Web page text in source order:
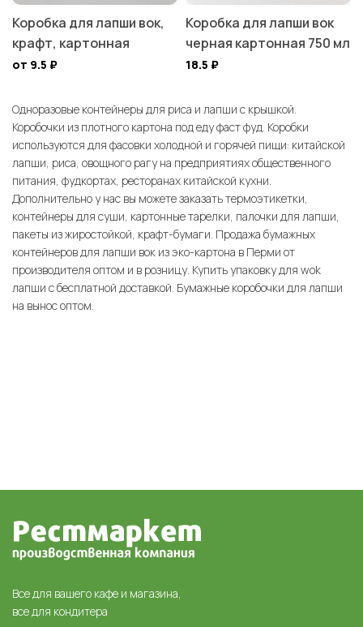
Коробка для лапши вок,
крафт, картонная
от 9.5 ₽
Коробка для лапши вок
черная картонная 750 мл
18.5 ₽
Одноразовые контейнеры для риса и лапши с крышкой.
Коробочки из плотного картона под еду фаст фуд. Коробки
используются для фасовки холодной и горячей пищи: китайской
лапши, риса, овощного рагу на предприятиях общественного
питания, фудкортах, ресторанах китайской кухни.
Дополнительно у нас вы можете заказать термоэтикетки,
контейнеры для суши, картонные тарелки, палочки для лапши,
пакеты из жиростойкой, крафт-бумаги. Продажа бумажных
контейнеров для лапши вок из эко-картона в Перми от
производителя оптом и в розницу. Купить упаковку для wok
лапши с бесплатной доставкой. Бумажные коробочки для лапши
на вынос оптом.
Все для вашего кафе и магазина,
все для кондитера